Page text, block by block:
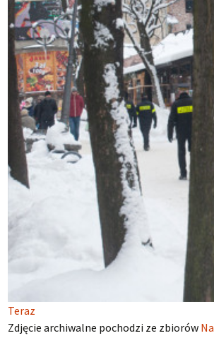
Teraz
Zdjęcie archiwalne pochodzi ze zbiorów